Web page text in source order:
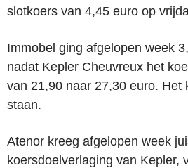
slotkoers van 4,45 euro op
Immobel ging afgelopen week
nadat Kepler Cheuvreux het
van 21,90 naar 27,30 euro. Het
staan.
Atenor kreeg afgelopen week
koersdoelverlaging van Kepler,